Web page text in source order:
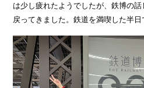
は少し疲れたようでしたが、鉄博の
戻ってきました。鉄道を満喫した半日